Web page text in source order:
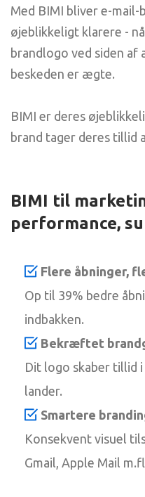
Med BIMI bliver e-
øjeblikkeligt klarere -
brandlogo ved siden af
beskeden er ægte.
BIMI er deres
brand tager deres tillid
BIMI til
performance,
Flere åbninger,
Op til 39% bedre
indbakken.
Bekræftet
Dit logo skaber tillid
lander.
Smartere
Konsekvent visuel
Gmail, Apple Mail